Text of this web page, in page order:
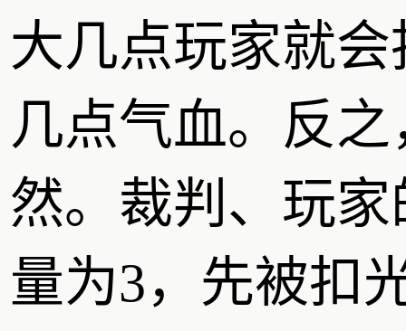
大几点玩家就会
几点气血。反之
然。裁判、玩家
量为3，先被扣